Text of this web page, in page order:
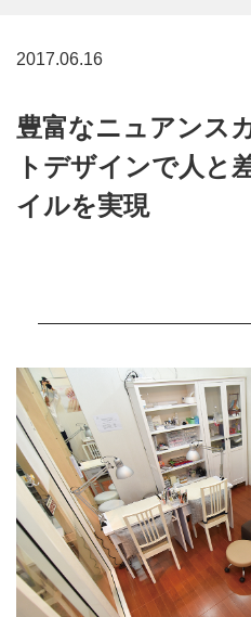
2017.06.16
豊富なニュアンス
トデザインで人と
イルを実現